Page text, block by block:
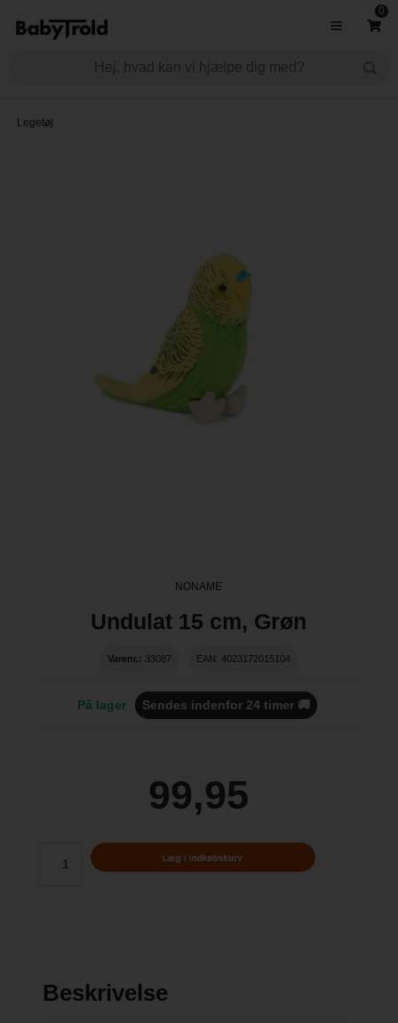
0
Legetøj
NONAME
Undulat 15 cm, Grøn
Varenr.: 33087 EAN: 4023172015104
På lager Sendes indenfor 24 timer 🚚
99,95
Beskrivelse